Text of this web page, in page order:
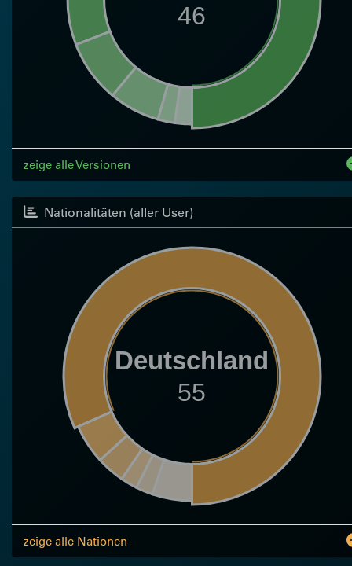
46
zeige alle Versionen
Nationalitäten (aller User)
Deutschland
55
zeige alle Nationen